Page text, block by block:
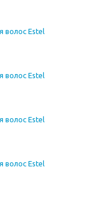
волос Estel
волос Estel
волос Estel
волос Estel